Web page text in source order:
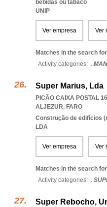
bebidas ou tabaco
UNIP
Ver empresa Ver
Matches in the search
Activity categories: ...
Super Marius, Lda
PICÃO CAIXA POSTAL
ALJEZUR, FARO
Construção de edifícios
LDA
Ver empresa Ver
Matches in the search
Activity categories: ...
Super Rebocho,